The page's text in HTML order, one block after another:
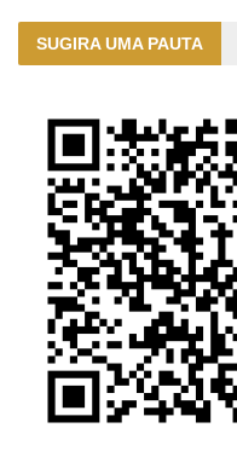
SUGIRA UMA PAUTA